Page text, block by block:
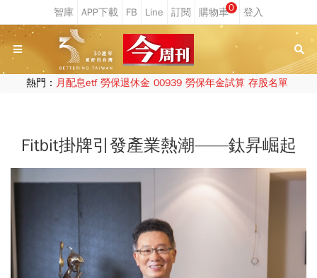
0
熱門： 月配息etf 勞保退休金 00939 勞保年金試算 存股名單
Fitbit掛牌引發產業熱潮——鈦昇崛起